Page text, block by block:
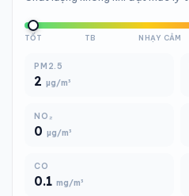
TỐT TB NHẠY CẢM
PM2.5
2 µg/m³
NO₂
0 µg/m³
CO
0.1 mg/m³